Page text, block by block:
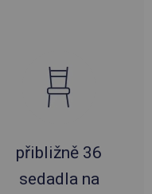
přibližně 36
sedadla na